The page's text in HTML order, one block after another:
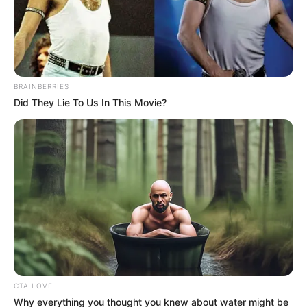
Visszatérhet a megye elnevezés
A megye elnevezés visszaállítása politikailag erős
üzenet lenne. Azt jelezné, hogy az új kormány nem
kívánja továbbvinni a Fidesz történelmi díszletekbe
csomagolt közigazgatási nyelvét. A vármegye és a
főispán eltörlése sokak számára azt jelentené: vége
annak a korszaknak, amikor a hatalom a múlt
jelképeivel próbálta elfedni a jelen problémáit.
BRAINBERRIES
Did They Lie To Us In This Movie?
CTA LOVE
Why everything you thought you knew about water might be